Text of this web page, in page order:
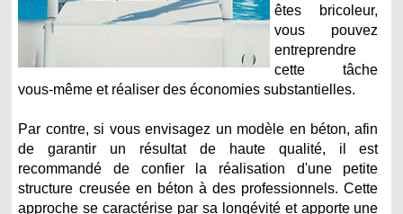
êtes bricoleur,
vous pouvez
entreprendre
cette tâche
vous-même et réaliser des économies substantielles.
Par contre, si vous envisagez un modèle en béton, afin
de garantir un résultat de haute qualité, il est
recommandé de confier la réalisation d'une petite
structure creusée en béton à des professionnels. Cette
approche se caractérise par sa longévité et apporte une